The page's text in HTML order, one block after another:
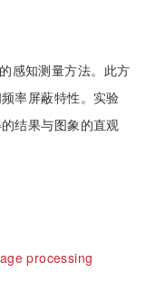
感知测量方法。此方
率屏蔽特性。实验
结果与图象的直观
processing